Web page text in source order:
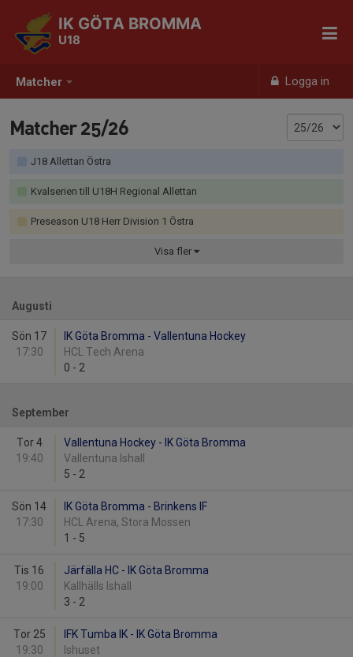
Matcher Logga in
IK GÖTA BROMMA
U18
Matcher 25/26
J18 Allettan Östra
Kvalserien till U18H Regional Allettan
Preseason U18 Herr Division 1 Östra
Visa fler
Augusti
Sön 17
17:30
IK Göta Bromma - Vallentuna Hockey
HCL Tech Arena
0 - 2
September
Tor 4
19:40
Vallentuna Hockey - IK Göta Bromma
Vallentuna Ishall
5 - 2
Sön 14
17:30
IK Göta Bromma - Brinkens IF
HCL Arena, Stora Mossen
1 - 5
Tis 16
19:00
Järfälla HC - IK Göta Bromma
Kallhälls Ishall
3 - 2
Tor 25
19:30
IFK Tumba IK - IK Göta Bromma
Ishuset